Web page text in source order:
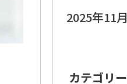
2025年11月
カテゴリー